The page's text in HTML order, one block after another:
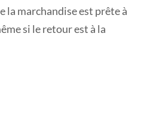
la marchandise est prête à
si le retour est à la